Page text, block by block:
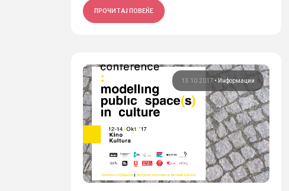
ПРОЧИТАЈ ПОВЕЌЕ
13.10.2017 • Информации